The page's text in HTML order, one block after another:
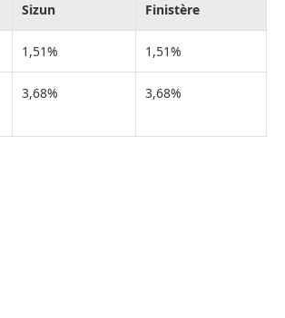
Sizun
Finistère
1,51% 1,51%
3,68% 3,68%